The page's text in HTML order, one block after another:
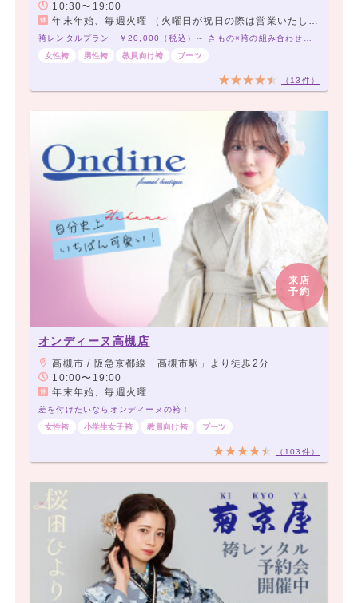
10:30〜19:00
年末年始、毎週火曜 （火曜日が祝日の際は営業いたします。）
女性袴
男性袴 教員向け袴 ブーツ
（13件）
来店
予約
オンディーヌ高槻店
高槻市 / 阪急京都線「高槻市駅」より徒歩2分
10:00〜19:00
年末年始、毎週火曜
差を付けたいならオンディーヌの袴！
女性袴
小学生女子袴 教員向け袴 ブーツ
（103件）